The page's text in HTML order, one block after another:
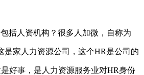
括人资机构？很多人加微，自称为
是家人力资源公司，这个HR是公司的
好事，是人力资源服务业对HR身份